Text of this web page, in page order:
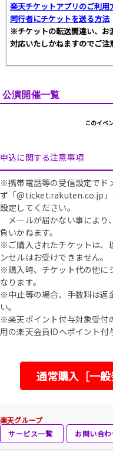
楽天チケットアプリのご利用
同行者にチケットを送る方法
※チケットの転送間違い、お
対応いたしかねますのでご注
公演開催一覧
このイベ
申込に関する注意事項
※携帯電話等の受信設定でド
ず「@ticket.rakuten.co.jp」
設定してください。
メールが届かない事により
負いかねます。
※ご購入されたチケットは、
ンセルはお受けできません。
※購入時、チケット代の他に
なります。
※中止等の場合、手数料は返
い。
※楽天ポイント付与対象受付
用の楽天会員IDへポイント付
通常購入［一
楽天グループ
サービス一覧
お問い合